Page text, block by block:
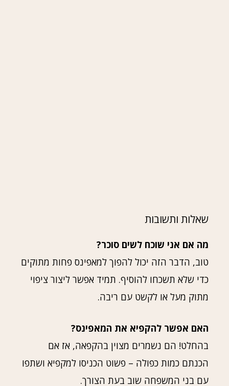
שאלות ותשובות
מה אם אני שוכח לשים סוכר?
טוב, הדבר הזה יכול להפוך למאפינס פחות מתוקים
כדי שלא תשכחו להוסיף. תמיד אפשר ליצור ציפוי
מתוק מעל או לקשט עם ריבה.
האם אפשר להקפיא את המאפינס?
בהחלט! הם נשמרים מצוין בהקפאה, אז אם
הכנתם כמות כפולה – פשוט הכניסו למקפיא ושתפו
עם בני המשפחה שוב בעת הצורך.